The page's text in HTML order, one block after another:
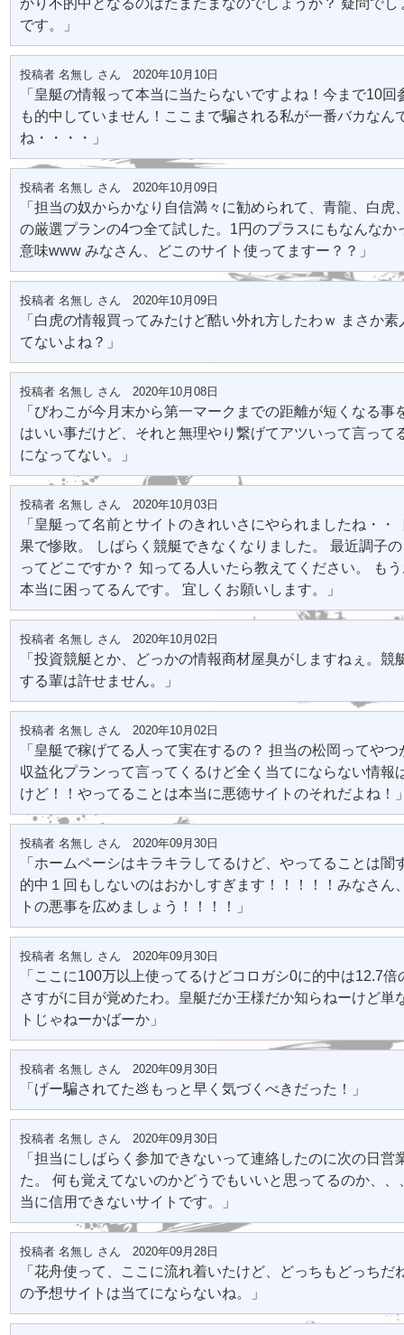
かり不的中となるのはたまたまなのでしょうか？ 疑問でし
です。」
投稿者 名無し さん 2020年10月10日
「皇艇の情報って本当に当たらないですよね！今まで10回
も的中していません！ここまで騙される私が一番バカなん
ね・・・・」
投稿者 名無し さん 2020年10月09日
「担当の奴からかなり自信満々に勧められて、青龍、白虎
の厳選プランの4つ全て試した。1円のプラスにもなんなか
意味www みなさん、どこのサイト使ってますー？？」
投稿者 名無し さん 2020年10月09日
「白虎の情報買ってみたけど酷い外れ方したわｗ まさか素
てないよね？」
投稿者 名無し さん 2020年10月08日
「びわこが今月末から第一マークまでの距離が短くなる事
はいい事だけど、それと無理やり繋げてアツいって言って
になってない。」
投稿者 名無し さん 2020年10月03日
「皇艇って名前とサイトのきれいさにやられましたね・・
果で惨敗。 しばらく競艇できなくなりました。 最近調子
ってどこですか？ 知ってる人いたら教えてください。 も
本当に困ってるんです。 宜しくお願いします。」
投稿者 名無し さん 2020年10月02日
「投資競艇とか、どっかの情報商材屋臭がしますねぇ。競
する輩は許せません。」
投稿者 名無し さん 2020年10月02日
「皇艇で稼げてる人って実在するの？ 担当の松岡ってや
収益化プランって言ってくるけど全く当てにならない情報
けど！！やってることは本当に悪徳サイトのそれだよね！
投稿者 名無し さん 2020年09月30日
「ホームペーシはキラキラしてるけど、やってることは闇
的中１回もしないのはおかしすぎます！！！！！みなさん
トの悪事を広めましょう！！！！」
投稿者 名無し さん 2020年09月30日
「ここに100万以上使ってるけどコロガシ0に的中は12.7倍
さすがに目が覚めたわ。皇艇だか王様だか知らねーけど単
トじゃねーかばーか」
投稿者 名無し さん 2020年09月30日
「げー騙されてた💩もっと早く気づくべきだった！」
投稿者 名無し さん 2020年09月30日
「担当にしばらく参加できないって連絡したのに次の日営
た。 何も覚えてないのかどうでもいいと思ってるのか、、
当に信用できないサイトです。」
投稿者 名無し さん 2020年09月28日
「花舟使って、ここに流れ着いたけど、どっちもどっちだ
の予想サイトは当てにならないね。」